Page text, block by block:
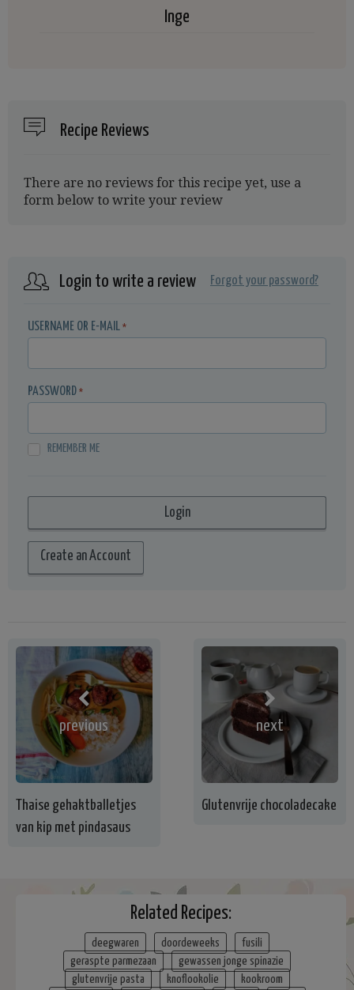
Inge
Recipe Reviews
There are no reviews for this recipe yet, use a
form below to write your review
Login to write a review Forgot your password?
USERNAME OR E-MAIL *
PASSWORD *
REMEMBER ME
Create an Account
previous
Thaise gehaktballetjes
van kip met pindasaus
next
Glutenvrije chocoladecake
Related Recipes:
deegwaren doordeweeks
fusili
geraspte parmezaan
gewassen jonge spinazie
glutenvrije pasta
knoflookolie
kookroom